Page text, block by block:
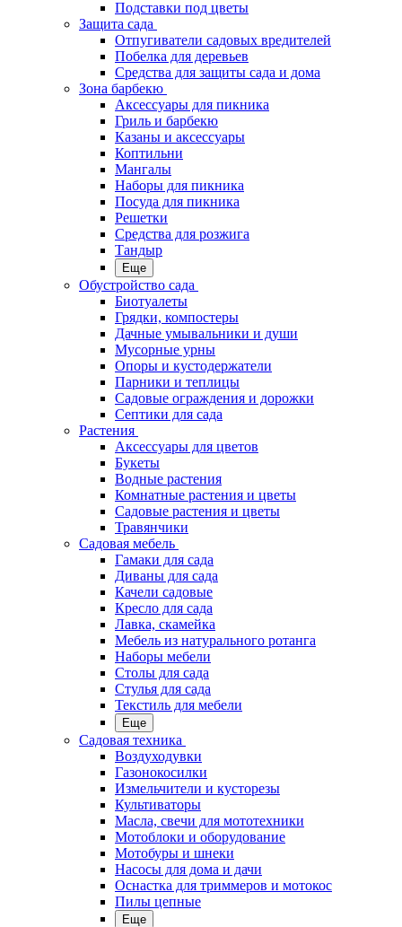
Подставки под цветы
Защита сада
Отпугиватели садовых вредителей
Побелка для деревьев
Средства для защиты сада и дома
Зона барбекю
Аксессуары для пикника
Гриль и барбекю
Казаны и аксессуары
Коптильни
Мангалы
Наборы для пикника
Посуда для пикника
Решетки
Средства для розжига
Тандыр
Еще
Обустройство сада
Биотуалеты
Грядки, компостеры
Дачные умывальники и души
Мусорные урны
Опоры и кустодержатели
Парники и теплицы
Садовые ограждения и дорожки
Септики для сада
Растения
Аксессуары для цветов
Букеты
Водные растения
Комнатные растения и цветы
Садовые растения и цветы
Травянчики
Садовая мебель
Гамаки для сада
Диваны для сада
Качели садовые
Кресло для сада
Лавка, скамейка
Мебель из натурального ротанга
Наборы мебели
Столы для сада
Стулья для сада
Текстиль для мебели
Еще
Садовая техника
Воздуходувки
Газонокосилки
Измельчители и кусторезы
Культиваторы
Масла, свечи для мототехники
Мотоблоки и оборудование
Мотобуры и шнеки
Насосы для дома и дачи
Оснастка для триммеров и мотокос
Пилы цепные
Еще